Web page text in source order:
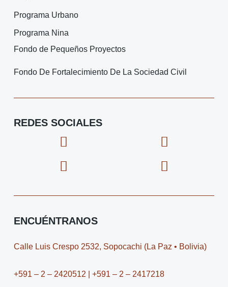
Programa Urbano
Programa Nina
Fondo de Pequeños Proyectos
Fondo De Fortalecimiento De La Sociedad Civil
REDES SOCIALES
F
c
b
o
X
t
i
r
I
o
-
n
t
g
I
o
-
t
b
ENCUÉNTRANOS
Calle Luis Crespo 2532, Sopocachi (La Paz • Bolivia)
+591 – 2 – 2420512 | +591 – 2 – 2417218